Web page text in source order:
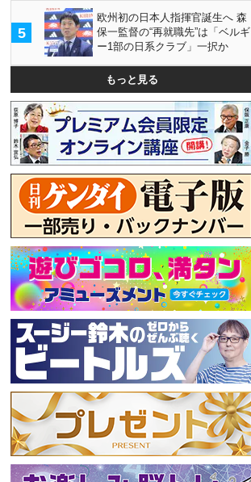
5
欧州初の日本人指揮官誕生へ 森
保一監督の“再就職先”は「ベルギ
ー1部の日系クラブ」一択か
もっと見る